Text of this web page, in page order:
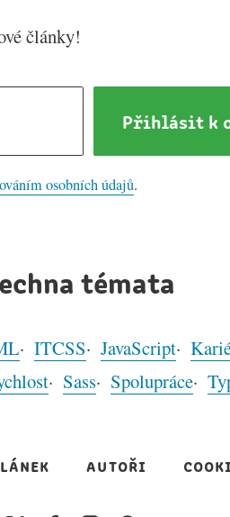
články!
Přihlásit k
osobních údajů.
témata
ITCSS JavaScript
Sass Spolupráce
autoři